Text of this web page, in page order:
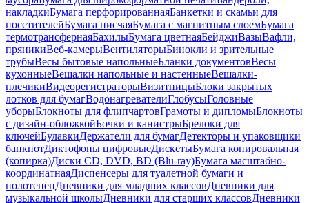
накладкиБумага перфорированнаяБанкетки и скамьи для
посетителейБумага писчаяБумага с магнитным слоемБумага
термотрансфернаяБахилыБумага цветнаяБейджиВазыВафли,
пряникиВеб-камерыВентиляторыБинокли и зрительные
трубыВесы бытовые напольныеБланки документовВесы
кухонныеВешалки напольные и настенныеВешалки-
плечикиВидеорегистраторыВизитницыБлоки закрытых
лотков для бумагВодонагревателиГлобусыГоловные
уборыБлокноты для флипчартовГрамоты и дипломыБлокноты
с дизайн-обложкойБочки и канистрыБрелоки для
ключейБулавкиДержатели для бумагДетекторы и упаковщики
банкнотДиктофоны цифровыеДискетыБумага копировальная
(копирка)Диски CD, DVD, BD (Blu-ray)Бумага масштабно-
координатнаяДиспенсеры для туалетной бумаги и
полотенецДневники для младших классовДневники для
музыкальной школыДневники для старших классовДневники